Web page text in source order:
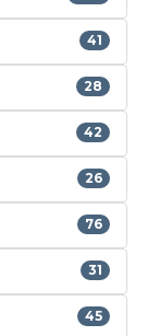
41
28
42
26
76
31
45